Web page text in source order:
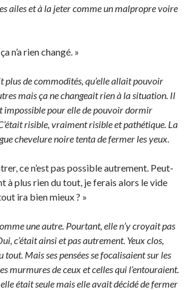
ailes et à la jeter comme un malpropre voire
n’a rien changé. »
plus de commodités, qu’elle allait pouvoir
mais ça ne changeait rien à la situation. Il
pour elle de pouvoir dormir
risible, vraiment risible et pathétique. La
chevelure noire tenta de fermer les yeux.
ce n’est pas possible autrement. Peut-
à plus rien du tout, je ferais alors le vide
ira bien mieux ? »
une autre. Pourtant, elle n’y croyait pas
c’était ainsi et pas autrement. Yeux clos,
tout. Mais ses pensées se focalisaient sur les
murmures de ceux et celles qui l’entouraient.
était seule mais elle avait décidé de fermer